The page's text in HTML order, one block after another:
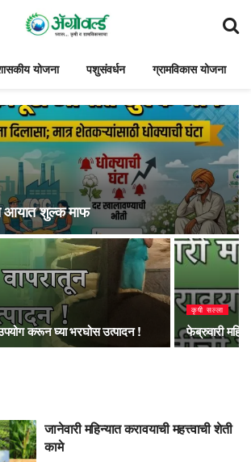
योजना पशुसंवर्धन ग्रामविकास योजना
शुल्क माफ
करून घ्या भरघोस उत्पादन !
कृषी सल्ला
फेब्रुवारी
जानेवारी महिन्यात करावयाची महत्त्वाची शेती
कामे